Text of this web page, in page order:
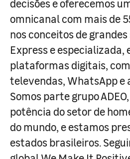
decisões e oferecemos
omnicanal com mais de
nos conceitos de
Express e especializada,
plataformas digitais,
televendas, WhatsApp e
Somos parte grupo
potência do setor de
do mundo, e estamos
estados brasileiros.